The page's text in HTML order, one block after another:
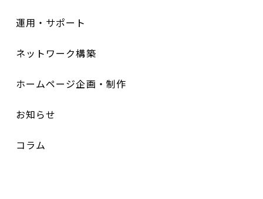
運用・サポート
ネットワーク構築
ホームページ企画・制作
お知らせ
コラム